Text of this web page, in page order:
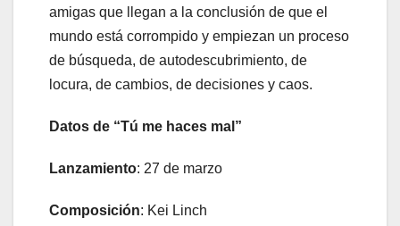
amigas que llegan a la conclusión de que el
mundo está corrompido y empiezan un proceso
de búsqueda, de autodescubrimiento, de
locura, de cambios, de decisiones y caos.
Datos de “Tú me haces mal”
Lanzamiento: 27 de marzo
Composición: Kei Linch